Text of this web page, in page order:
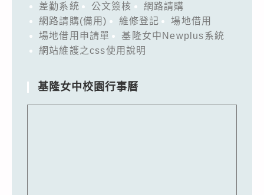
差勤系統 公文簽核
網路請購
網路請購(備用)
維修登記
場地借用
場地借用申請單
基隆女中Newplus系統
網站維護之css使用說明
基隆女中校園行事曆